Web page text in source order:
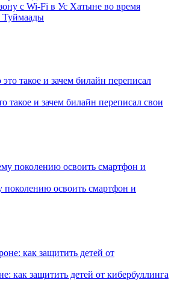
с Wi-Fi в Ус Хатыне во время
Туймаады
такое и зачем билайн переписал свои
поколению освоить смартфон и
как защитить детей от кибербуллинга